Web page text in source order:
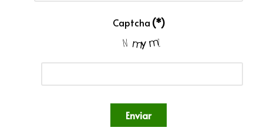
Captcha (*)
Enviar